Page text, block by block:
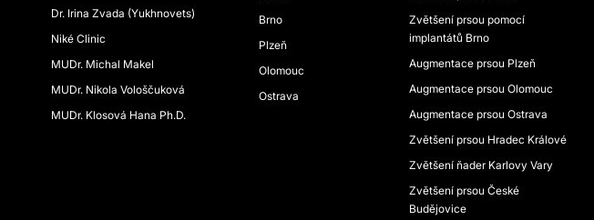
Dr. Irina Zvada (Yukhnovets)
Niké Clinic
MUDr. Michal Makel
MUDr. Nikola Vološčuková
MUDr. Klosová Hana Ph.D.
Brno
Plzeň
Olomouc
Ostrava
Zvětšení prsou pomocí
implantátů Brno
Augmentace prsou Plzeň
Augmentace prsou Olomouc
Augmentace prsou Ostrava
Zvětšení prsou Hradec Králové
Zvětšení ňader Karlovy Vary
Zvětšení prsou České
Budějovice